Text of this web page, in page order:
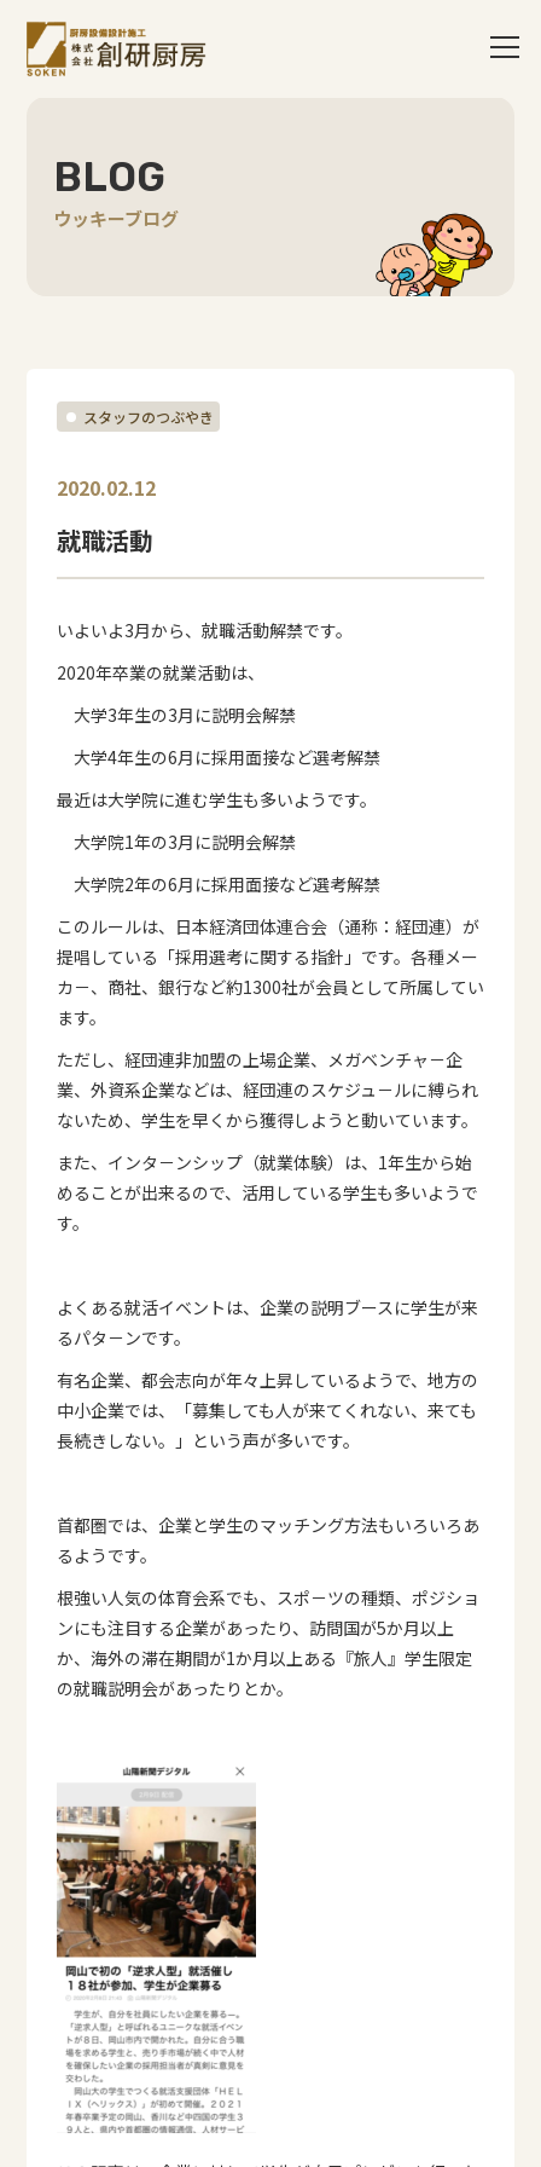
BLOG
ウッキーブログ
スタッフのつぶやき
2020.02.12
就職活動
いよいよ3月から、就職活動解禁です。
2020年卒業の就業活動は、
大学3年生の3月に説明会解禁
大学4年生の6月に採用面接など選考解禁
最近は大学院に進む学生も多いようです。
大学院1年の3月に説明会解禁
大学院2年の6月に採用面接など選考解禁
このルールは、日本経済団体連合会（通称：経団連）が
提唱している「採用選考に関する指針」です。各種メー
カ－、商社、銀行など約1300社が会員として所属してい
ます。
ただし、経団連非加盟の上場企業、メガベンチャ－企
業、外資系企業などは、経団連のスケジュ－ルに縛られ
ないため、学生を早くから獲得しようと動いています。
また、インタ－ンシップ（就業体験）は、1年生から始
めることが出来るので、活用している学生も多いようで
す。
よくある就活イベントは、企業の説明ブースに学生が来
るパタ－ンです。
有名企業、都会志向が年々上昇しているようで、地方の
中小企業では、「募集しても人が来てくれない、来ても
長続きしない。」という声が多いです。
首都圏では、企業と学生のマッチング方法もいろいろあ
るようです。
根強い人気の体育会系でも、スポ－ツの種類、ポジショ
ンにも注目する企業があったり、訪問国が5か月以上
か、海外の滞在期間が1か月以上ある『旅人』学生限定
の就職説明会があったりとか。